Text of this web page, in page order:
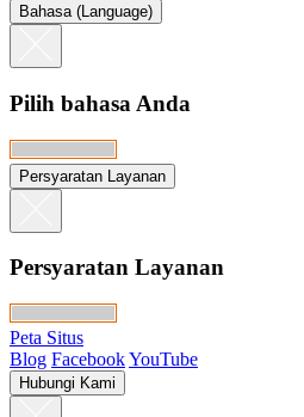
Bahasa (Language)
Pilih bahasa Anda
Persyaratan Layanan
Persyaratan Layanan
Peta Situs
Blog FacebookYouTube
Hubungi Kami